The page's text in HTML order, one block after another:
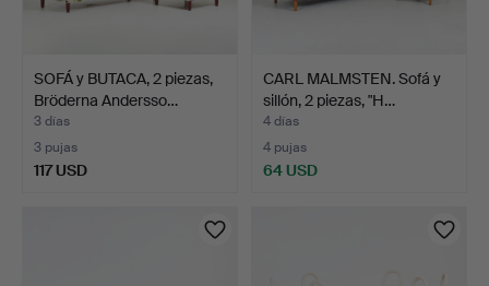
SOFÁ y BUTACA, 2 piezas,
Bröderna Andersso…
3 días
3 pujas
117 USD
CARL MALMSTEN. Sofá y
sillón, 2 piezas, "H…
4 días
4 pujas
64 USD